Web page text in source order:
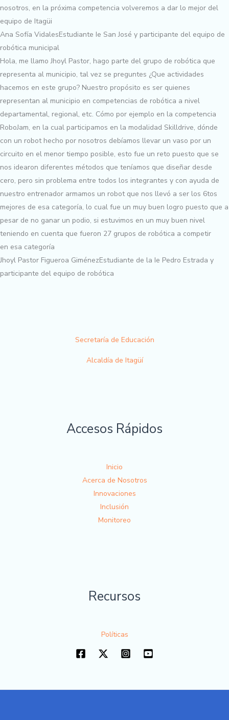
nosotros, en la próxima competencia volveremos a dar lo mejor del
equipo de Itagüi
Ana Sofía VidalesEstudiante Ie San José y participante del equipo de
robótica municipal
Hola, me llamo Jhoyl Pastor, hago parte del grupo de robótica que
representa al municipio, tal vez se preguntes ¿Que actividades
hacemos en este grupo? Nuestro propósito es ser quienes
representan al municipio en competencias de robótica a nivel
departamental, regional, etc. Cómo por ejemplo en la competencia
RoboJam, en la cual participamos en la modalidad Skilldrive, dónde
con un robot hecho por nosotros debíamos llevar un vaso por un
circuito en el menor tiempo posible, esto fue un reto puesto que se
nos idearon diferentes métodos que teníamos que diseñar desde
cero, pero sin problema entre todos los integrantes y con ayuda de
nuestro entrenador armamos un robot que nos llevó a ser los 6tos
mejores de esa categoría, lo cual fue un muy buen logro puesto que a
pesar de no ganar un podio, si estuvimos en un muy buen nivel
teniendo en cuenta que fueron 27 grupos de robótica a competir
en esa categoría
Jhoyl Pastor Figueroa GiménezEstudiante de la Ie Pedro Estrada y
participante del equipo de robótica
Secretaría de Educación
Alcaldía de Itagüí
Accesos Rápidos
Inicio
Acerca de Nosotros
Innovaciones
Inclusión
Monitoreo
Recursos
Políticas